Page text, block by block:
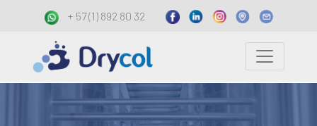
+ 57 (1) 892 80 32